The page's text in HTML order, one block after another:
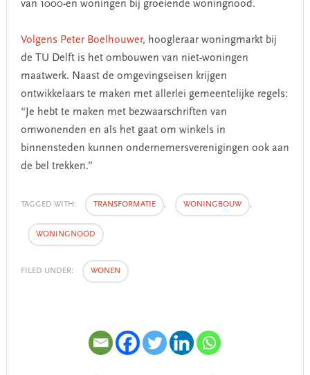
van 1000-en woningen bij groeiende woningnood.
Volgens Peter Boelhouwer, hoogleraar woningmarkt bij
de TU Delft is het ombouwen van niet-woningen
maatwerk. Naast de omgevingseisen krijgen
ontwikkelaars te maken met allerlei gemeentelijke regels:
“Je hebt te maken met bezwaarschriften van
omwonenden en als het gaat om winkels in
binnensteden kunnen ondernemersverenigingen ook aan
de bel trekken.”
TAGGED WITH: TRANSFORMATIE , WONINGBOUW ,
WONINGNOOD
FILED UNDER: WONEN